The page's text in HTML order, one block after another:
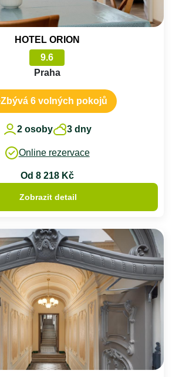
HOTEL ORION
9.6
Praha
Zbývá 6 volných pokojů
2 osoby 3 dny
Online rezervace
Od 8 218 Kč
Zobrazit detail